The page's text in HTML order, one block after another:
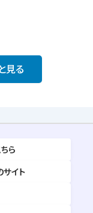
見る
ら
イト